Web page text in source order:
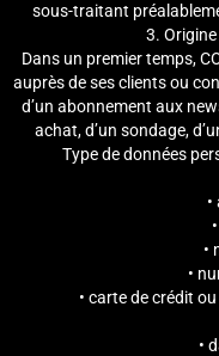
sous-traitant
3.
Dans un premier temps,
auprès de ses clients ou
d’un abonnement aux
achat, d’un sondage,
Type de données
•
•
•
•
• carte de crédit
•